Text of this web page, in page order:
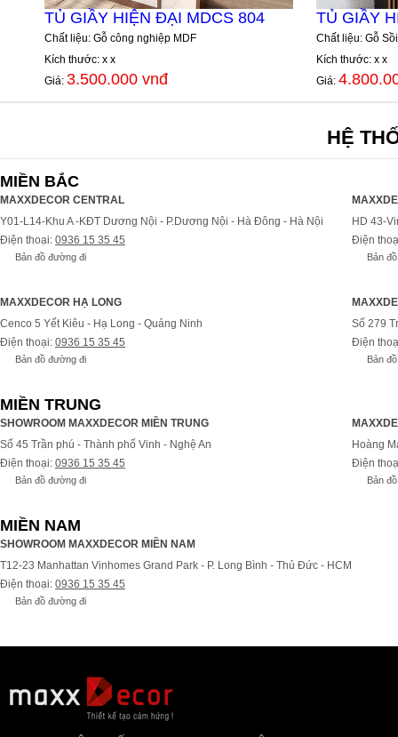
TỦ GIẦY HIỆN ĐẠI MDCS 804
Chất liệu: Gỗ công nghiệp MDF
Kích thước: x x
Giá: 3.500.000 vnđ
TỦ GIẦY
Chất liệu: Gỗ
Kích thước: x x
Giá:
HỆ
MIỀN BẮC
MAXXDECOR CENTRAL
Y01-L14-Khu A -KĐT Dương Nội - P.Dương Nội - Hà Đông - Hà Nội
Điện thoại: 0936 15 35 45
Bản đồ đường đi
HD 43-
Điện
Bản
MAXXDECOR HẠ LONG
Cenco 5 Yết Kiêu - Hạ Long - Quảng Ninh
Điện thoại: 0936 15 35 45
Bản đồ đường đi
Số 279
Điện
Bản
MIỀN TRUNG
SHOWROOM MAXXDECOR MIỀN TRUNG
Số 45 Trần phú - Thành phố Vinh - Nghệ An
Điện thoại: 0936 15 35 45
Bản đồ đường đi
Hoàng
Điện
Bản
MIỀN NAM
SHOWROOM MAXXDECOR MIỀN NAM
T12-23 Manhattan Vinhomes Grand Park - P. Long Bình - Thủ Đức - HCM
Điện thoại: 0936 15 35 45
Bản đồ đường đi